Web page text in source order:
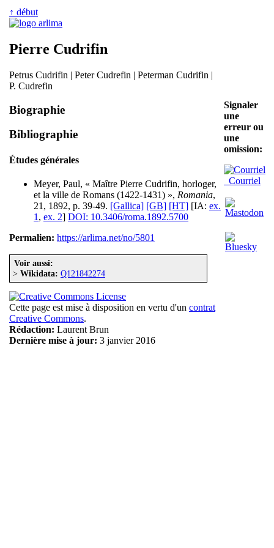
↑ début
Pierre Cudrifin
Petrus Cudrifin | Peter Cudrefin | Peterman Cudrifin |
P. Cudrefin
Biographie
Bibliographie
Études générales
Meyer, Paul, « Maître Pierre Cudrifin, horloger,
et la ville de Romans (1422-1431) », Romania,
21, 1892, p. 39-49. [Gallica] [GB] [HT] [IA: ex.
1 , ex. 2] DOI: 10.3406/roma.1892.5700
Permalien: https://arlima.net/no/5801
Voir aussi:
> Wikidata: Q121842274
Cette page est mise à disposition en vertu d'un contrat
Creative Commons.
Rédaction: Laurent Brun
Dernière mise à jour: 3 janvier 2016
Signaler
une
erreur ou
une
omission:
Courriel